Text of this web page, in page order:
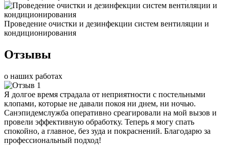
Проведение очистки и дезинфекции систем вентиляции и
кондиционирования
Отзывы
о наших работах
Я долгое время страдала от неприятности с постельными
клопами, которые не давали покоя ни днем, ни ночью.
Санэпидемслужба оперативно среагировали на мой вызов и
провели эффективную обработку. Теперь я могу спать
спокойно, а главное, без зуда и покраснений. Благодарю за
профессиональный подход!